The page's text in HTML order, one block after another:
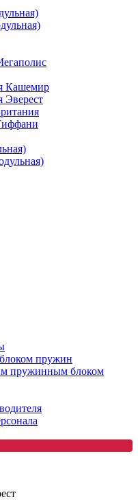
Кашемир
Эверест
пружин
пружинным блоком